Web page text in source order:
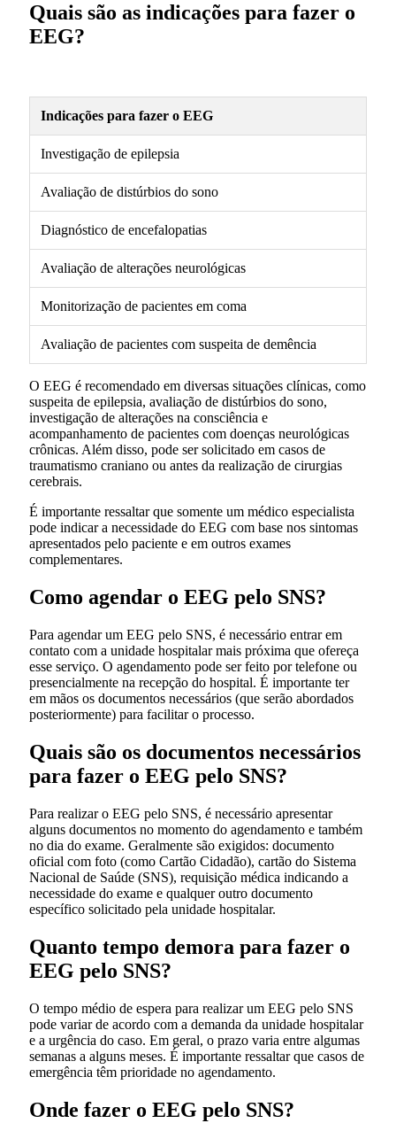
Quais são as indicações para fazer o
EEG?
Indicações para fazer o EEG
Investigação de epilepsia
Avaliação de distúrbios do sono
Diagnóstico de encefalopatias
Avaliação de alterações neurológicas
Monitorização de pacientes em coma
Avaliação de pacientes com suspeita de demência
O EEG é recomendado em diversas situações clínicas, como
suspeita de epilepsia, avaliação de distúrbios do sono,
investigação de alterações na consciência e
acompanhamento de pacientes com doenças neurológicas
crônicas. Além disso, pode ser solicitado em casos de
traumatismo craniano ou antes da realização de cirurgias
cerebrais.
É importante ressaltar que somente um médico especialista
pode indicar a necessidade do EEG com base nos sintomas
apresentados pelo paciente e em outros exames
complementares.
Como agendar o EEG pelo SNS?
Para agendar um EEG pelo SNS, é necessário entrar em
contato com a unidade hospitalar mais próxima que ofereça
esse serviço. O agendamento pode ser feito por telefone ou
presencialmente na recepção do hospital. É importante ter
em mãos os documentos necessários (que serão abordados
posteriormente) para facilitar o processo.
Quais são os documentos necessários
para fazer o EEG pelo SNS?
Para realizar o EEG pelo SNS, é necessário apresentar
alguns documentos no momento do agendamento e também
no dia do exame. Geralmente são exigidos: documento
oficial com foto (como Cartão Cidadão), cartão do Sistema
Nacional de Saúde (SNS), requisição médica indicando a
necessidade do exame e qualquer outro documento
específico solicitado pela unidade hospitalar.
Quanto tempo demora para fazer o
EEG pelo SNS?
O tempo médio de espera para realizar um EEG pelo SNS
pode variar de acordo com a demanda da unidade hospitalar
e a urgência do caso. Em geral, o prazo varia entre algumas
semanas a alguns meses. É importante ressaltar que casos de
emergência têm prioridade no agendamento.
Onde fazer o EEG pelo SNS?